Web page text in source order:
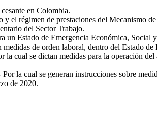
en Colombia.
el régimen de prestaciones del Mecanismo
del Sector Trabajo.
un Estado de Emergencia Económica,
de orden laboral, dentro del Estado
cual se dictan medidas para la operación
la cual se generan instrucciones sobre
de 2020.